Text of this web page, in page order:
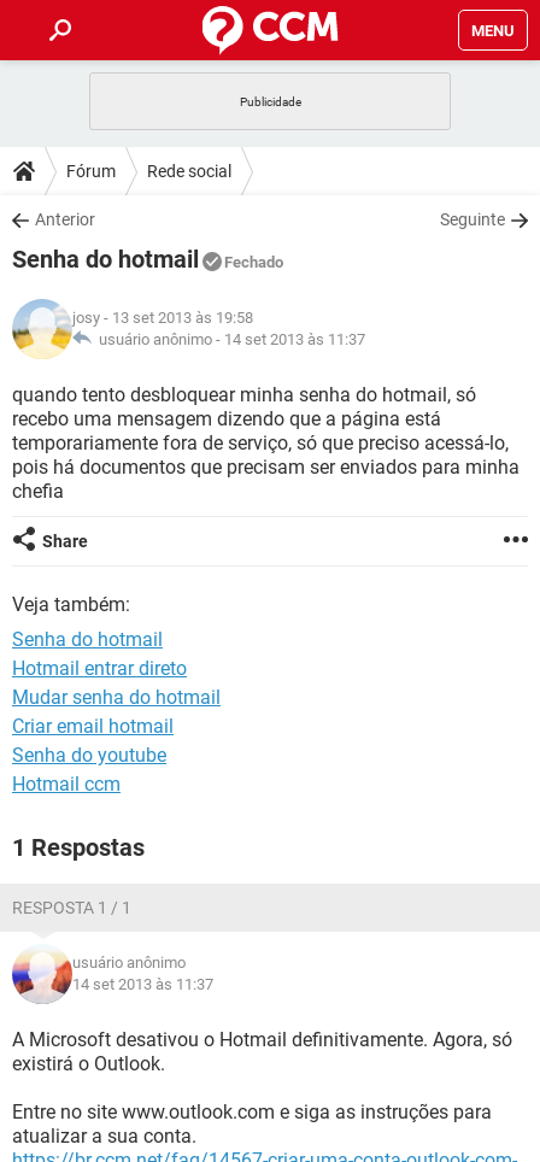
MENU
CELULAR
OUTLOOK
INSTAGRAM
GUIA DE COMPRAS
DICAS
JOGOS
INSTAGRAM
GUIA DE COMPRAS
DOWNLOADS
JOGOS
CELULAR
OUTLOOK EXCEL
INSTAGRAM GMAIL
GUIA DE COMPRAS
JOGOS
CELULAR
OUTLOOK EXCEL
INSTAGRAM GMAIL
GUIA DE COMPRAS
GLOSSÁRIO
JOGOS WHATSAPP
CELULAR FACEBOOK
OUTLOOK EXCEL
GUIA DE COMPRAS
Fórum Rede social
Anterior Seguinte
Senha do hotmail Fechado
josy - 13 set 2013 às 19:58
usuário anônimo - 14 set 2013 às 11:37
quando tento desbloquear minha senha do hotmail, só
recebo uma mensagem dizendo que a página está
temporariamente fora de serviço, só que preciso acessá-lo,
pois há documentos que precisam ser enviados para minha
chefia
Share
Veja também:
Senha do hotmail
Hotmail entrar direto
Mudar senha do hotmail
Criar email hotmail
Senha do youtube
Hotmail ccm
1 Respostas
RESPOSTA 1 / 1
usuário anônimo
14 set 2013 às 11:37
A Microsoft desativou o Hotmail definitivamente. Agora, só
existirá o Outlook.
Entre no site www.outlook.com e siga as instruções para
atualizar a sua conta.